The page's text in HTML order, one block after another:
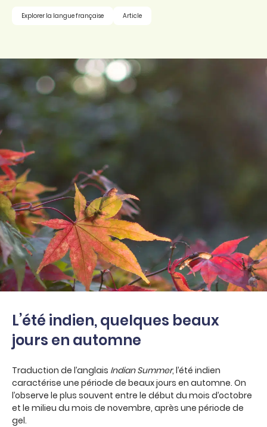
Explorer la langue française Article
L’été indien, quelques beaux
jours en automne
Traduction de l’anglais Indian Summer, l’été indien
caractérise une période de beaux jours en automne. On
l’observe le plus souvent entre le début du mois d’octobre
et le milieu du mois de novembre, après une période de
gel.